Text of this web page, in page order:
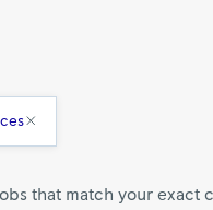
that match your